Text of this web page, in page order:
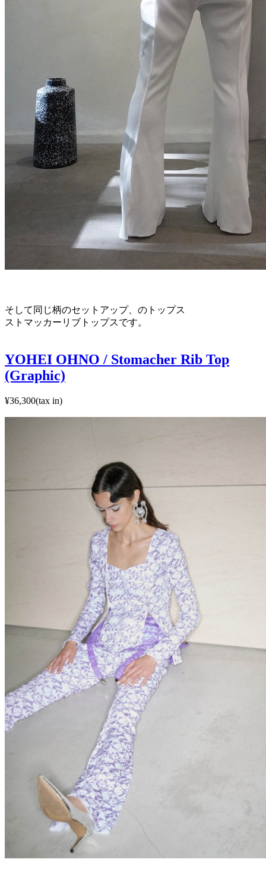
そして 同じ柄のセットアップ、のトップス
ストマッカーリブトップスです。
YOHEI OHNO / Stomacher Rib Top
(Graphic)
¥36,300(tax in)